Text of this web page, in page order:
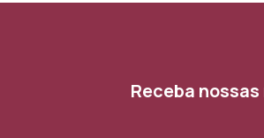
Receba